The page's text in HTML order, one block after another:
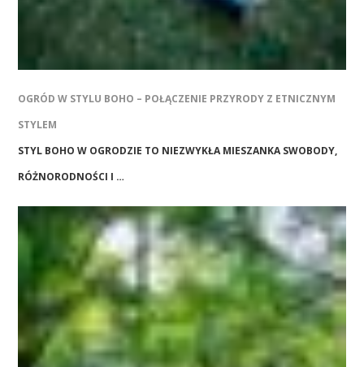
OGRÓD W STYLU BOHO – POŁĄCZENIE PRZYRODY Z ETNICZNYM
STYLEM
STYL BOHO W OGRODZIE TO NIEZWYKŁA MIESZANKA SWOBODY,
RÓŻNORODNOŚCI I …